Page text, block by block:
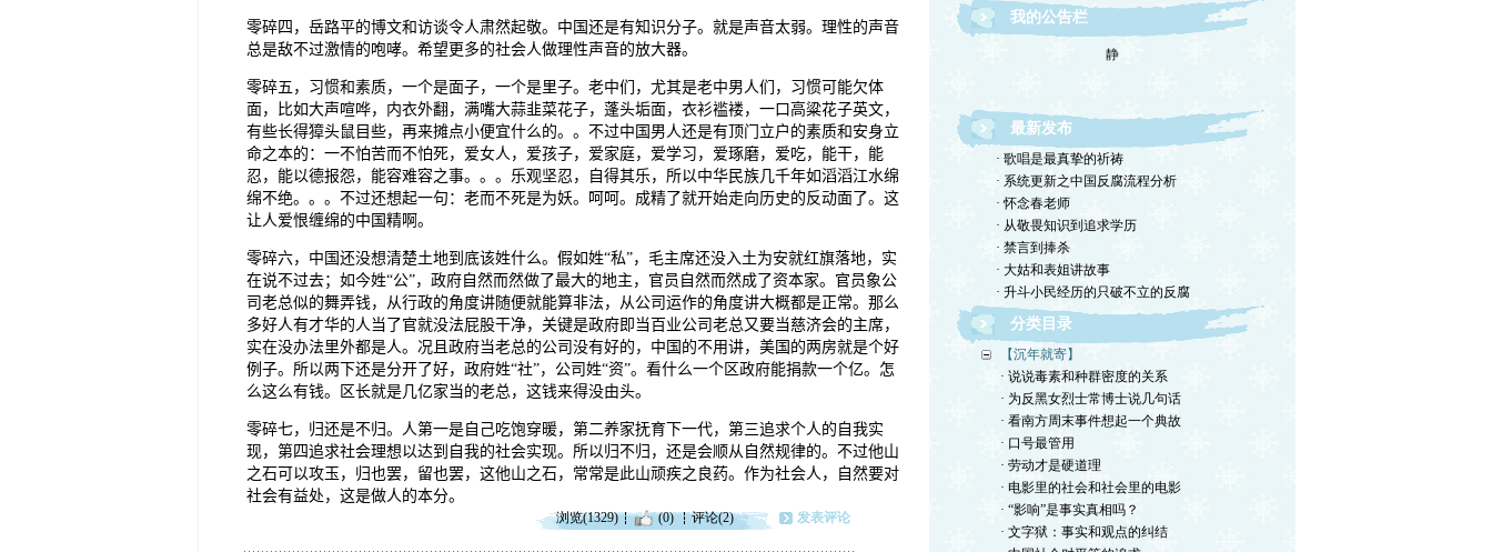
零碎四，岳路平的博文和访谈令人肃然起敬。中国还是有知识分子。就是声音太弱。理性的声音
总是敌不过激情的咆哮。希望更多的社会人做理性声音的放大器。
零碎五，习惯和素质，一个是面子，一个是里子。老中们，尤其是老中男人们，习惯可能欠体
面，比如大声喧哗，内衣外翻，满嘴大蒜韭菜花子，蓬头垢面，衣衫褴褛，一口高粱花子英文，
有些长得獐头鼠目些，再来摊点小便宜什么的。。不过中国男人还是有顶门立户的素质和安身立
命之本的：一不怕苦而不怕死，爱女人，爱孩子，爱家庭，爱学习，爱琢磨，爱吃，能干，能
忍，能以德报怨，能容难容之事。。。乐观坚忍，自得其乐，所以中华民族几千年如滔滔江水绵
绵不绝。。。不过还想起一句：老而不死是为妖。呵呵。成精了就开始走向历史的反动面了。这
让人爱恨缠绵的中国精啊。
零碎六，中国还没想清楚土地到底该姓什么。假如姓“私”，毛主席还没入土为安就红旗落地，实
在说不过去；如今姓“公”，政府自然而然做了最大的地主，官员自然而然成了资本家。官员象公
司老总似的舞弄钱，从行政的角度讲随便就能算非法，从公司运作的角度讲大概都是正常。那么
多好人有才华的人当了官就没法屁股干净，关键是政府即当百业公司老总又要当慈济会的主席，
实在没办法里外都是人。况且政府当老总的公司没有好的，中国的不用讲，美国的两房就是个好
例子。所以两下还是分开了好，政府姓“社”，公司姓“资”。看什么一个区政府能捐款一个亿。怎
么这么有钱。区长就是几亿家当的老总，这钱来得没由头。
零碎七，归还是不归。人第一是自己吃饱穿暖，第二养家抚育下一代，第三追求个人的自我实
现，第四追求社会理想以达到自我的社会实现。所以归不归，还是会顺从自然规律的。不过他山
之石可以攻玉，归也罢，留也罢，这他山之石，常常是此山顽疾之良药。作为社会人，自然要对
社会有益处，这是做人的本分。
浏览(1329) (0) 评论(2) 发表评论
我的公告栏
最新发布
· 歌唱是最真挚的祈祷
· 系统更新之中国反腐流程分析
· 怀念春老师
· 从敬畏知识到追求学历
· 禁言到捧杀
· 大姑和表姐讲故事
· 升斗小民经历的只破不立的反腐
分类目录
【沉年就寄】
· 说说毒素和种群密度的关系
· 为反黑女烈士常博士说几句话
· 看南方周末事件想起一个典故
· 口号最管用
· 劳动才是硬道理
· 电影里的社会和社会里的电影
· “影响”是事实真相吗？
· 文字狱：事实和观点的纠结